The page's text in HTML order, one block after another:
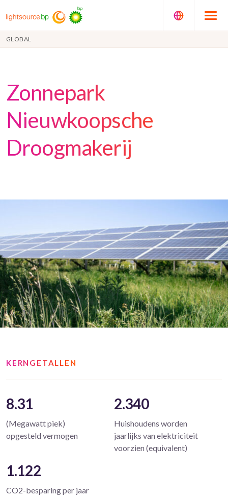
GLOBAL
Zonnepark
Nieuwkoopsche
Droogmakerij
KERNGETALLEN
8.31
(Megawatt piek)
opgesteld vermogen
2.340
Huishoudens worden
jaarlijks van elektriciteit
voorzien (equivalent)
1.122
CO2-besparing per jaar